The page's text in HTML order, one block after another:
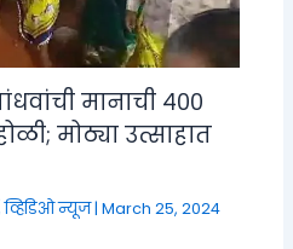
मानाची ४००
मोठ्या उत्साहात
व्हिडिओ न्यूज|March 25, 2024